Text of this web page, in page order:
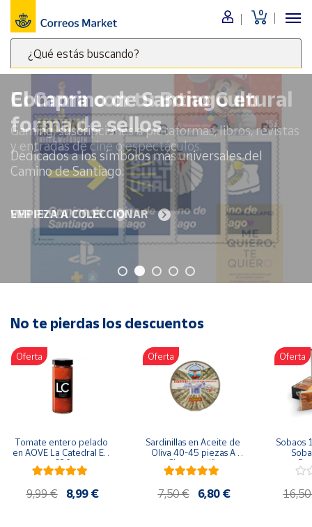
0
¿Qué estás buscando?
Escribe
palabras
clave
para
buscar
productos
en
Market
Menú
Nuestro
catálogo
Alimentación
Bebidas
Ocio y cultura
Juguetes y
Libros y
revistas
Tienda de
Artesanía
Oficina y
Papelería
Para Canarias,
Ceuta y Melilla
populares
Bono
Cultural
El Camino de Santiago en
forma de sellos
Dedicados a los símbolos más universales del
Camino de Santiago.
EMPIEZA A COLECCIONAR
No te pierdas los descuentos
Oferta
Tomate entero pelado
en AOVE La Catedral ER-
630
9,99 € 8,99 €
Oferta
Sardinillas en Aceite de
Oliva 40-45 piezas A
Churrusquiña
7,50 € 6,80 €
Oferta
Sobaos